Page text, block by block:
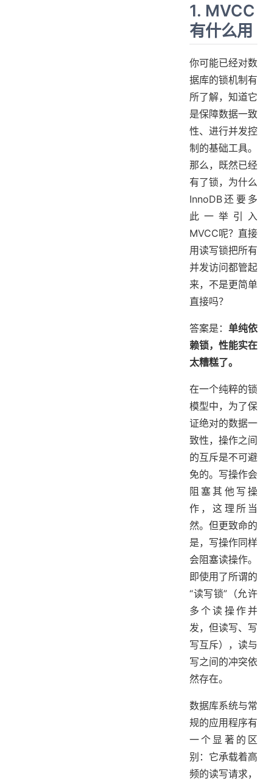
1. MVCC
有什么用
你可能已经对数
据库的锁机制有
所了解，知道它
是保障数据一致
性、进行并发控
制的基础工具。
那么，既然已经
有了锁，为什么
InnoDB还要多
此一举引入
MVCC呢？直接
用读写锁把所有
并发访问都管起
来，不是更简单
直接吗？
答案是： 单纯依
赖锁，性能实在
太糟糕了。
在一个纯粹的锁
模型中，为了保
证绝对的数据一
致性，操作之间
的互斥是不可避
免的。写操作会
阻塞其他写操
作，这理所当
然。但更致命的
是，写操作同样
会阻塞读操作。
即使用了所谓的
“读写锁”（允许
多个读操作并
发，但读写、写
写互斥），读与
写之间的冲突依
然存在。
数据库系统与常
规的应用程序有
一个显著的区
别：它承载着高
频的读写请求，